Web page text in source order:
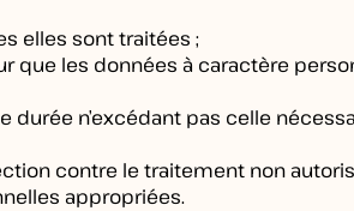
elles sont traitées ;
que les données à caractère
n’excédant pas celle
contre le traitement non
appropriées.